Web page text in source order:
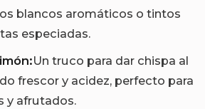
blancos aromáticos o tintos
especiadas.
Un truco para dar chispa al
frescor y acidez, perfecto para
y afrutados.